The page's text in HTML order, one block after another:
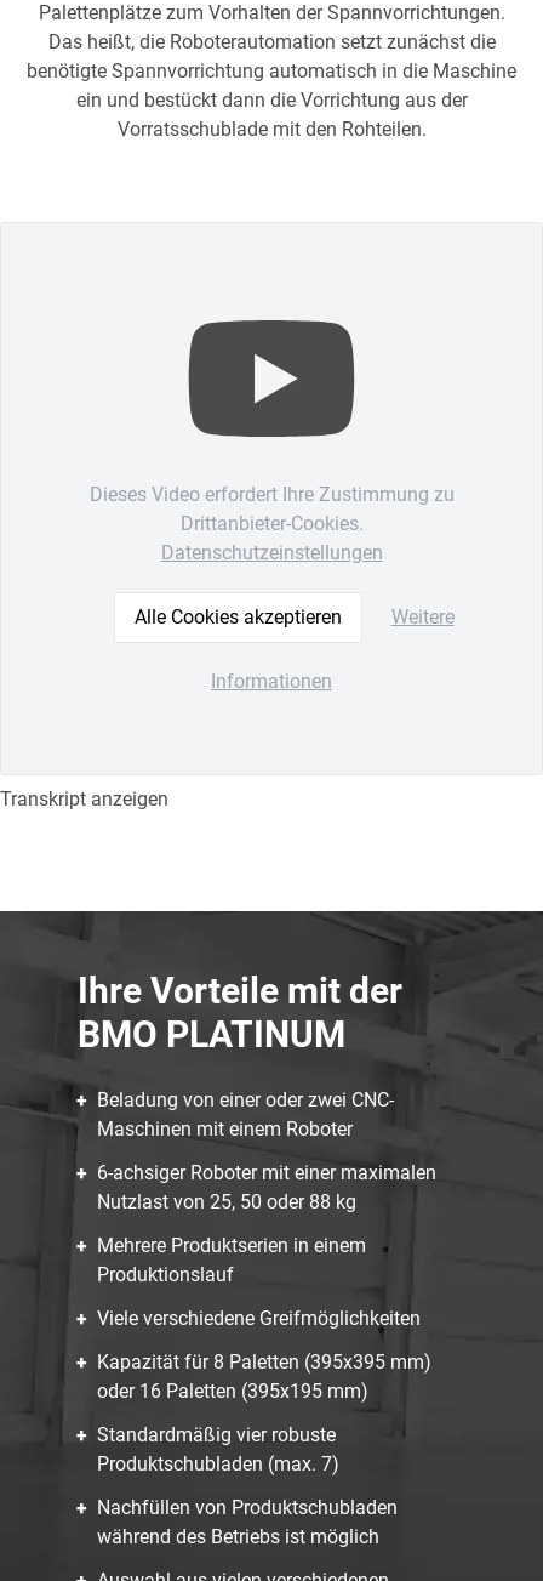
Palettenplätze zum Vorhalten der Spannvorrichtungen.
Das heißt, die Roboterautomation setzt zunächst die
benötigte Spannvorrichtung automatisch in die Maschine
ein und bestückt dann die Vorrichtung aus der
Vorratsschublade mit den Rohteilen.
Dieses Video erfordert Ihre Zustimmung zu
Drittanbieter-Cookies.
Datenschutzeinstellungen
Alle Cookies akzeptieren Weitere
Informationen
Transkript anzeigen
Ihre Vorteile mit der
BMO PLATINUM
Beladung von einer oder zwei CNC-
Maschinen mit einem Roboter
6-achsiger Roboter mit einer maximalen
Nutzlast von 25, 50 oder 88 kg
Mehrere Produktserien in einem
Produktionslauf
Viele verschiedene Greifmöglichkeiten
Kapazität für 8 Paletten (395x395 mm)
oder 16 Paletten (395x195 mm)
Standardmäßig vier robuste
Produktschubladen (max. 7)
Nachfüllen von Produktschubladen
während des Betriebs ist möglich